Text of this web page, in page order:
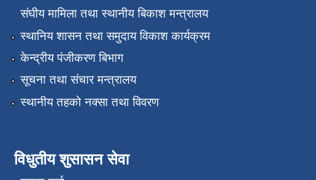
संघीय मामिला तथा स्थानीय बिकाश मन्त्रालय
स्थानिय शासन तथा समुदाय विकाश कार्यक्रम
केन्द्रीय पंजीकरण बिभाग
सूचना तथा संचार मन्त्रालय
स्थानीय तहको नक्सा तथा विवरण
विधुतीय शुसासन सेवा